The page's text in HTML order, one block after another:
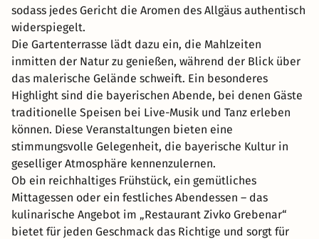
sodass jedes Gericht die Aromen des Allgäus authentisch
widerspiegelt.
Die Gartenterrasse lädt dazu ein, die Mahlzeiten
inmitten der Natur zu genießen, während der Blick über
das malerische Gelände schweift. Ein besonderes
Highlight sind die bayerischen Abende, bei denen Gäste
traditionelle Speisen bei Live-Musik und Tanz erleben
können. Diese Veranstaltungen bieten eine
stimmungsvolle Gelegenheit, die bayerische Kultur in
geselliger Atmosphäre kennenzulernen.
Ob ein reichhaltiges Frühstück, ein gemütliches
Mittagessen oder ein festliches Abendessen – das
kulinarische Angebot im „Restaurant Zivko Grebenar“
bietet für jeden Geschmack das Richtige und sorgt für